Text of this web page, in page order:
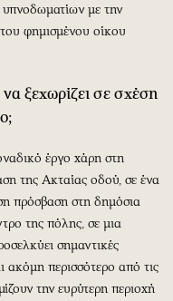
υπνοδωματίων με την
φημισμένου οίκου
να ξεχωρίζει σε σχέση
έργο χάρη στη
της Ακταίας οδού, σε ένα
πρόσβαση στη δημόσια
της πόλης, σε μια
σημαντικές
ακόμη περισσότερο από τις
την ευρύτερη περιοχή